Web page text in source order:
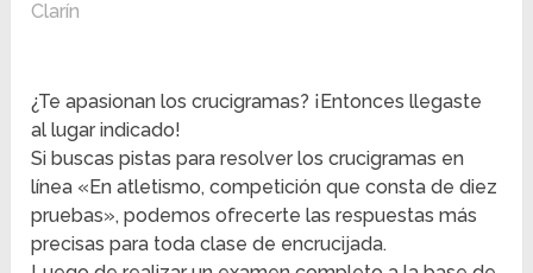
Clarín
¿Te apasionan los crucigramas? ¡Entonces llegaste
al lugar indicado!
Si buscas pistas para resolver los crucigramas en
línea «En atletismo, competición que consta de diez
pruebas», podemos ofrecerte las respuestas más
precisas para toda clase de encrucijada.